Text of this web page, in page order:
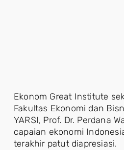
Ekonom Great Institute
Fakultas Ekonomi dan
YARSI, Prof. Dr. Perdana
capaian ekonomi
terakhir patut diapresiasi.